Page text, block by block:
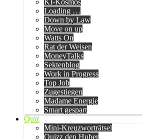
KI-Kosmos
Loading …
Down by Law
Move on up
Watts On
Rat der Weisen
MoneyTalks
Sektenblog
Work in Progress
Top Job
Zugestiegen
Madame Energie
Smart gespart
Quiz
Mini-Kreuzworträtsel
Quizz den Huber